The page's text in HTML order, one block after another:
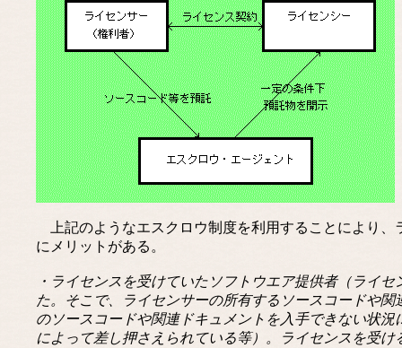
上記のようなエスクロウ制度を利用することにより、
にメリットがある。
・ライセンスを受けていたソフトウエア提供者（ライ
た。そこで、ライセンサーの所有するソースコードや
のソースコードや関連ドキュメントを入手できない状
によって差し押さえられている等）。ライセンスを受